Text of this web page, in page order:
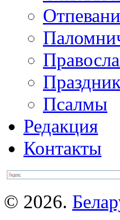
Псалмы
Редакция
Контакты
© 2026.